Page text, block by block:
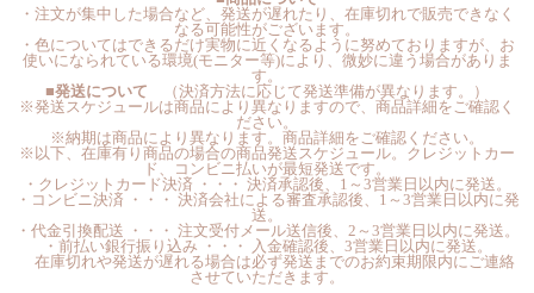
・注文が集中した場合など、発送が遅れたり、在庫切れで販売できなく
なる可能性がございます。
・色についてはできるだけ実物に近くなるように努めておりますが、お
使いになられている環境(モニター等)により、微妙に違う場合がありま
す。
■発送について （決済方法に応じて発送準備が異なります。）
※発送スケジュールは商品により異なりますので、商品詳細をご確認く
ださい。
※納期は商品により異なります。商品詳細をご確認ください。
※以下、在庫有り商品の場合の商品発送スケジュール。クレジットカー
ド、コンビニ払いが最短発送です。
・クレジットカード決済 ・・・ 決済承認後、1～3営業日以内に発送。
・コンビニ決済 ・・・ 決済会社による審査承認後、1～3営業日以内に発
送。
・代金引換配送 ・・・ 注文受付メール送信後、2～3営業日以内に発送。
・前払い銀行振り込み ・・・ 入金確認後、3営業日以内に発送。
在庫切れや発送が遅れる場合は必ず発送までのお約束期限内にご連絡
させていただきます。